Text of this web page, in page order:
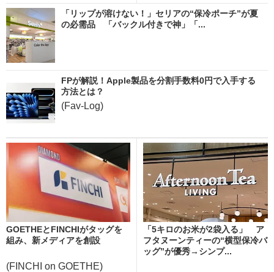
「リップが溶けない！」セリアの“保冷ポーチ”が夏
の必需品 「バックル付きで神」「...
FPが解説！Apple製品を分割手数料0円で入手する
方法とは？
(Fav-Log)
GOETHEとFINCHIがタッグを
組み、新メディアを創設
(FINCHI on GOETHE)
「5キロのお米が2袋入る」 ア
フタヌーンティーの“横型保冷バ
ッグ”が優秀→シンプ...